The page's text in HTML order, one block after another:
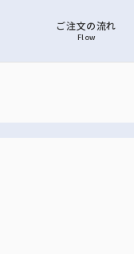
ご注文の流れ
Flow